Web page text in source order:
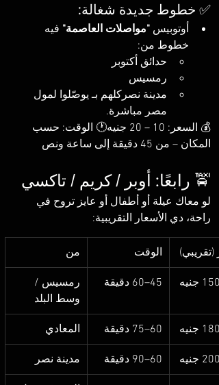
✅ خطوط جديدة شغالة:
أوتوبيس "مواصلات العاصمة" فيه
خطوط من:
حدائق أكتوبر
رمسيس
مدينة نصركلهم بـ يوصّلوا لمول
مصر مباشرة.
💰 السعر: 10 – 20 جنيه🕐 الوقت: حسب
المكان – من 45 دقيقة إلى ساعة ونص
🚖 رابعًا: أوبر / كريم / تاكسي
لو معاك عيلة أو أطفال أو عايز تروح في
راحة، دي الأسعار التقريبية:
من الوقت (تقريبي)
رمسيس /
وسط البلد
45–60 دقيقة
المعادي 60–75 دقيقة
مدينة نصر 60–90 دقيقة